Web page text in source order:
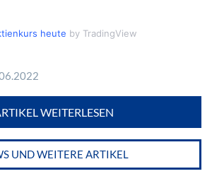
heute by TradingView
WEITERLESEN
UND WEITERE ARTIKEL